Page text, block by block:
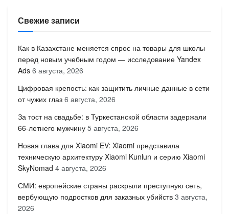
Свежие записи
Как в Казахстане меняется спрос на товары для школы
перед новым учебным годом — исследование Yandex
Ads 6 августа, 2026
Цифровая крепость: как защитить личные данные в сети
от чужих глаз 6 августа, 2026
За тост на свадьбе: в Туркестанской области задержали
66-летнего мужчину 5 августа, 2026
Новая глава для Xiaomi EV: Xiaomi представила
техническую архитектуру Xiaomi Kunlun и серию Xiaomi
SkyNomad 4 августа, 2026
СМИ: европейские страны раскрыли преступную сеть,
вербующую подростков для заказных убийств 3 августа,
2026